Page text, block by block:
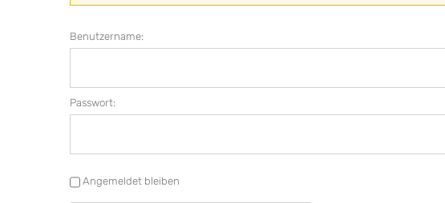
Benutzername:
Passwort:
Angemeldet bleiben